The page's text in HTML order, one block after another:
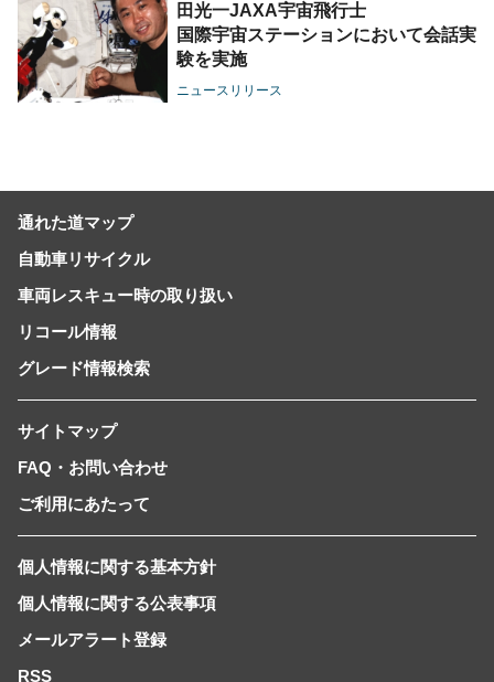
田光一JAXA宇宙飛行士
国際宇宙ステーションにおいて会話実
験を実施
ニュースリリース
通れた道マップ
自動車リサイクル
車両レスキュー時の取り扱い
リコール情報
グレード情報検索
サイトマップ
FAQ・お問い合わせ
ご利用にあたって
個人情報に関する基本方針
個人情報に関する公表事項
メールアラート登録
RSS